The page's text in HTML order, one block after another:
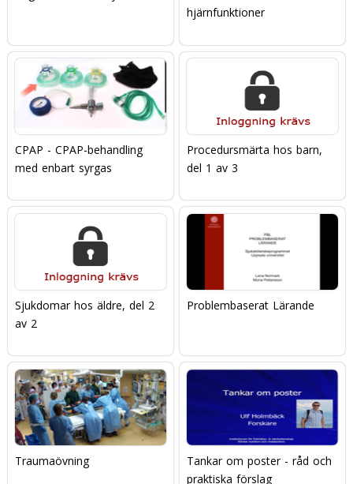
hjärnfunktioner
CPAP - CPAP-behandling
med enbart syrgas
Procedursmärta hos barn,
del 1 av 3
Sjukdomar hos äldre, del 2
av 2
Problembaserat Lärande
Traumaövning
Tankar om poster - råd och
praktiska förslag